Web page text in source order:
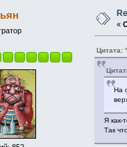
«
Цитата:
На
Я как-
Так